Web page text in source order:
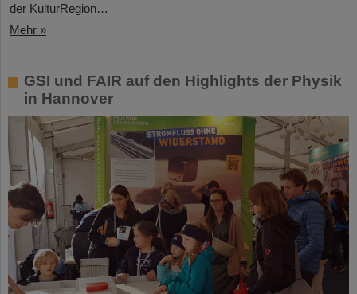
der KulturRegion…
Mehr »
GSI und FAIR auf den Highlights der Physik
in Hannover